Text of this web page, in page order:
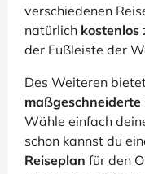
verschiedenen
natürlich kostenlos
der Fußleiste der
Des Weiteren
Wähle einfach
schon kannst du
Reiseplan für den